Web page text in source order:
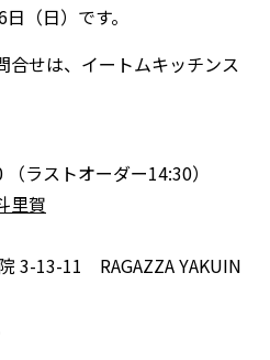
（日）です。
せは、イートムキッチンス
ラストオーダー14:30）
里賀
11 RAGAZZA YAKUIN